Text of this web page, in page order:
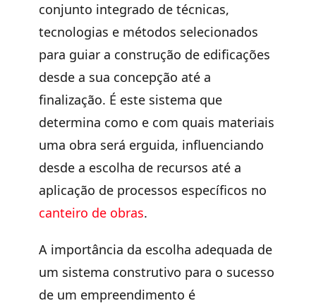
conjunto integrado de técnicas,
tecnologias e métodos selecionados
para guiar a construção de edificações
desde a sua concepção até a
finalização. É este sistema que
determina como e com quais materiais
uma obra será erguida, influenciando
desde a escolha de recursos até a
aplicação de processos específicos no
canteiro de obras.
A importância da escolha adequada de
um sistema construtivo para o sucesso
de um empreendimento é